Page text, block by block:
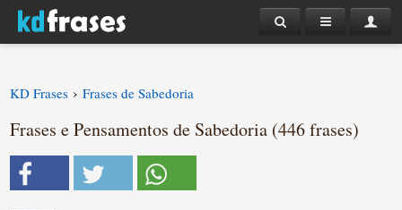
KD Frases › Frases de Sabedoria
Frases e Pensamentos de Sabedoria (446 frases)